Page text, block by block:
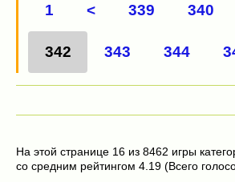
1 < 339 340
342 343 344
На этой странице 16 из 8462 игры
со средним рейтингом 4.19 (Всего